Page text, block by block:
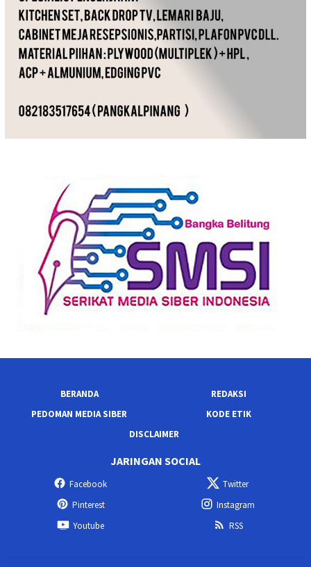
BERANDA
REDAKSI
PEDOMAN MEDIA SIBER
KODE ETIK
DISCLAIMER
JARINGAN SOCIAL
Facebook
Twitter
Pinterest
Instagram
Youtube
RSS